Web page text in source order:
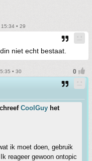
• 29
niet echt bestaat.
• 30
CoolGuy het
ik moet doen, gebruik
reageer gewoon ontopic